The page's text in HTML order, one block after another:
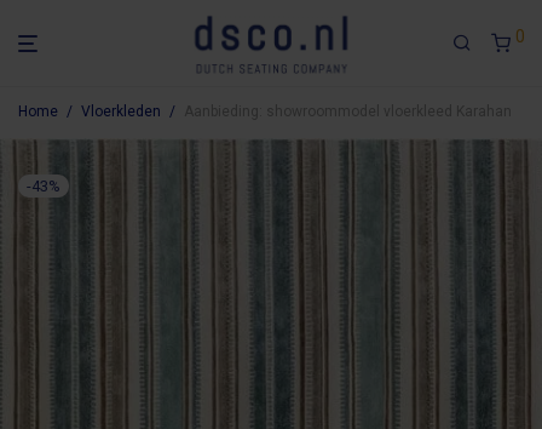
0
Home / Vloerkleden /
-43%